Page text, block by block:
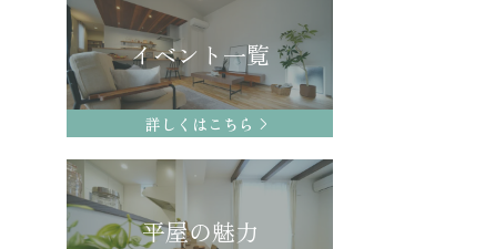
イベント一覧
詳しくはこちら
平屋の魅力